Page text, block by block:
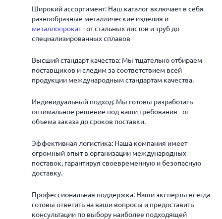
Широкий ассортимент: Наш каталог включает в себя
разнообразные металлические изделия и
металлопрокат- от стальных листов и труб до
специализированных сплавов
Высший стандарт качества: Мы тщательно отбираем
поставщиков и следим за соответствием всей
продукции международным стандартам качества.
Индивидуальный подход: Мы готовы разработать
оптимальное решение под ваши требования - от
объема заказа до сроков поставки.
Эффективная логистика: Наша компания имеет
огромный опыт в организации международных
поставок, гарантируя своевременную и безопасную
доставку.
Профессиональная поддержка: Наши эксперты всегда
готовы ответить на ваши вопросы и предоставить
консультации по выбору наиболее подходящей